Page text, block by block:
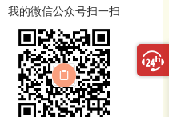
我的微信公众号扫一扫